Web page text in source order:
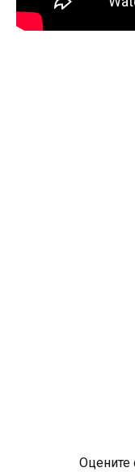
Оцените